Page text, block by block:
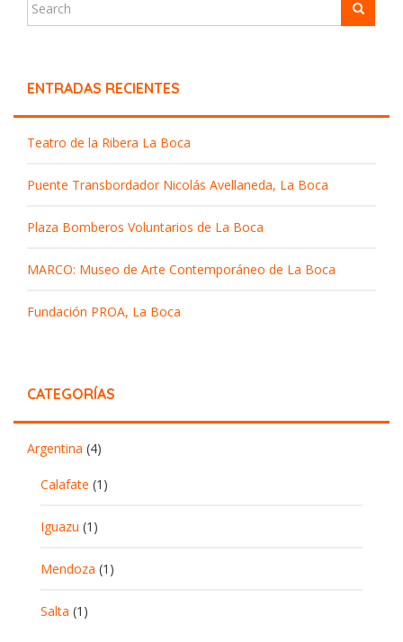
ENTRADAS RECIENTES
Teatro de la Ribera La Boca
Puente Transbordador Nicolás Avellaneda, La Boca
Plaza Bomberos Voluntarios de La Boca
MARCO: Museo de Arte Contemporáneo de La Boca
Fundación PROA, La Boca
CATEGORÍAS
Argentina (4)
Calafate (1)
Iguazu (1)
Mendoza (1)
Salta (1)